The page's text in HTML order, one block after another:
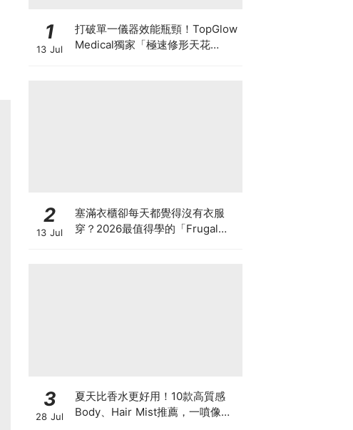
1
13 Jul
打破單一儀器效能瓶頸！TopGlow
Medical獨家「極速修形天花
2
13 Jul
塞滿衣櫃卻每天都覺得沒有衣服
穿？2026最值得學的「Frugal
3
28 Jul
夏天比香水更好用！10款高質感
Body、Hair Mist推薦，一噴像剛